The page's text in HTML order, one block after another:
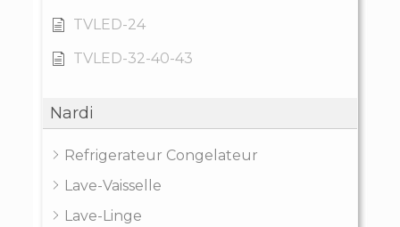
TVLED-24
TVLED-32-40-43
Nardi
Refrigerateur Congelateur
Lave-Vaisselle
Lave-Linge